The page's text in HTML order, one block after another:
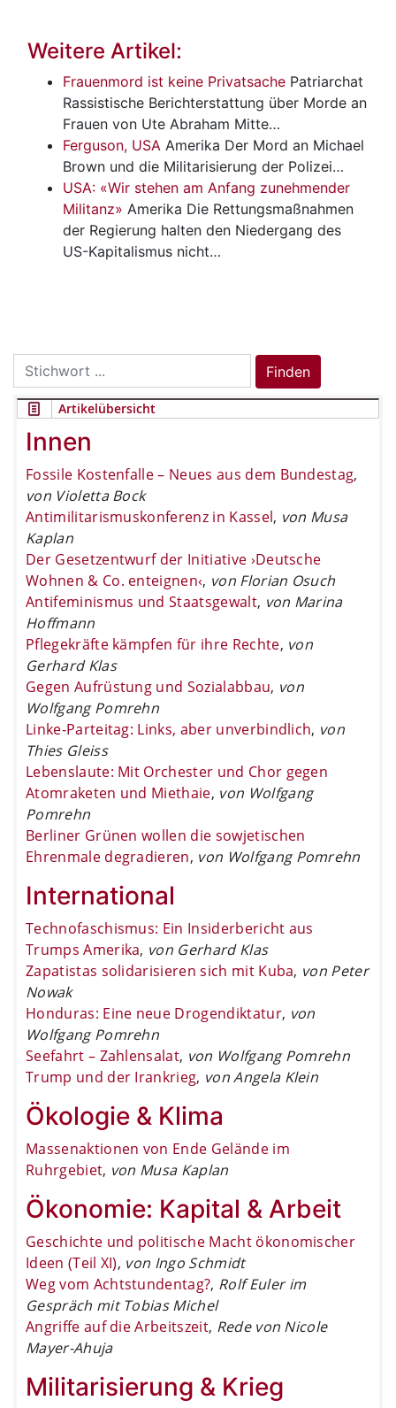
Weitere Artikel:
Frauenmord ist keine Privatsache Patriarchat
Rassistische Berichterstattung über Morde an
Frauen von Ute Abraham Mitte…
Ferguson, USA Amerika Der Mord an Michael
Brown und die Militarisierung der Polizei…
USA: «Wir stehen am Anfang zunehmender
Militanz» Amerika Die Rettungsmaßnahmen
der Regierung halten den Niedergang des
US-Kapitalismus nicht…
Search
for:
Finden
Artikelübersicht
Innen
Fossile Kostenfalle – Neues aus dem Bundestag,
von Violetta Bock
Antimilitarismuskonferenz in Kassel, von Musa
Kaplan
Der Gesetzentwurf der Initiative ›Deutsche
Wohnen & Co. enteignen‹, von Florian Osuch
Antifeminismus und Staatsgewalt, von Marina
Hoffmann
Pflegekräfte kämpfen für ihre Rechte, von
Gerhard Klas
Gegen Aufrüstung und Sozialabbau, von
Wolfgang Pomrehn
Linke-Parteitag: Links, aber unverbindlich, von
Thies Gleiss
Lebenslaute: Mit Orchester und Chor gegen
Atomraketen und Miethaie, von Wolfgang
Pomrehn
Berliner Grünen wollen die sowjetischen
Ehrenmale degradieren, von Wolfgang Pomrehn
International
Technofaschismus: Ein Insiderbericht aus
Trumps Amerika, von Gerhard Klas
Zapatistas solidarisieren sich mit Kuba, von Peter
Nowak
Honduras: Eine neue Drogendiktatur, von
Wolfgang Pomrehn
Seefahrt – Zahlensalat, von Wolfgang Pomrehn
Trump und der Irankrieg, von Angela Klein
Ökologie & Klima
Massenaktionen von Ende Gelände im
Ruhrgebiet, von Musa Kaplan
Ökonomie: Kapital & Arbeit
Geschichte und politische Macht ökonomischer
Ideen (Teil XI), von Ingo Schmidt
Weg vom Achtstundentag?, Rolf Euler im
Gespräch mit Tobias Michel
Angriffe auf die Arbeitszeit, Rede von Nicole
Mayer-Ahuja
Militarisierung & Krieg